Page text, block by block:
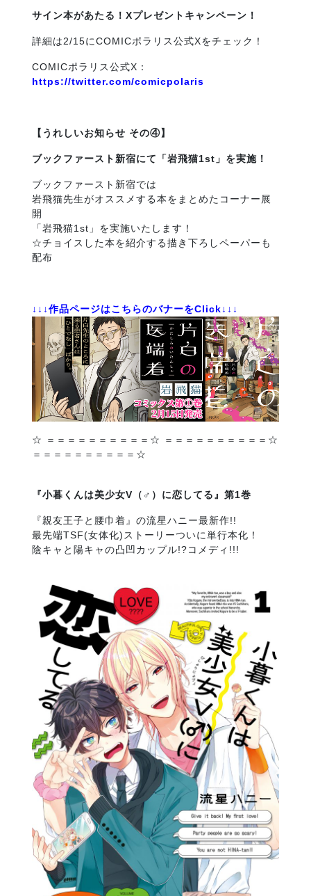
サイン本があたる！Xプレゼントキャンペーン！
詳細は2/15にCOMICポラリス公式Xをチェック！
COMICポラリス公式X：
https://twitter.com/comicpolaris
【うれしいお知らせ その④】
ブックファースト新宿にて「岩飛猫1st」を実施！
ブックファースト新宿では
岩飛猫先生がオススメする本をまとめたコーナー展
開
「岩飛猫1st」を実施いたします！
☆チョイスした本を紹介する描き下ろしペーパーも
配布
↓↓↓作品ページはこちらのバナーをClick↓↓↓
☆ ＝＝＝＝＝＝＝＝＝＝☆ ＝＝＝＝＝＝＝＝＝＝☆
＝＝＝＝＝＝＝＝＝＝☆
『小暮くんは美少女V（♂）に恋してる』第1巻
『親友王子と腰巾着』の流星ハニー最新作!!
最先端TSF(女体化)ストーリーついに単行本化！
陰キャと陽キャの凸凹カップル!?コメディ!!!